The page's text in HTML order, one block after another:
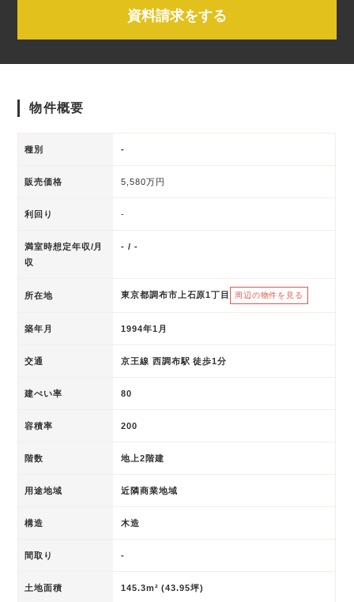
資料請求をする
物件概要
種別 -
販売価格 5,580万円
利回り -
満室時想定年収/月
収
- / -
所在地 東京都調布市上石原1丁目 周辺の物件を見る
築年月 1994年1月
交通 京王線 西調布駅 徒歩1分
建ぺい率 80
容積率 200
階数 地上2階建
用途地域 近隣商業地域
構造 木造
間取り -
土地面積 145.3m² (43.95坪)